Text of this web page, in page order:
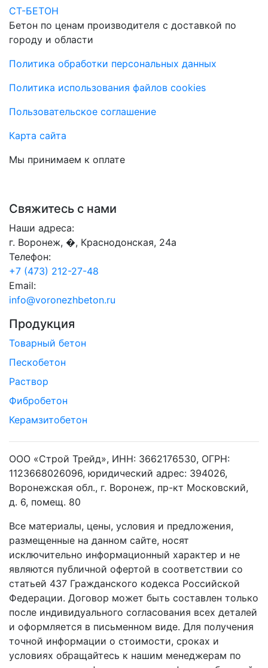
СТ-БЕТОН
Бетон по ценам производителя с доставкой по
городу и области
Политика обработки персональных данных
Политика использования файлов cookies
Пользовательское соглашение
Карта сайта
Мы принимаем к оплате
Свяжитесь с нами
Наши адреса:
г. Воронеж, �, Краснодонская, 24а
Телефон:
+7 (473) 212-27-48
Email:
info@voronezhbeton.ru
Продукция
Товарный бетон
Пескобетон
Раствор
Фибробетон
Керамзитобетон
ООО «Строй Трейд», ИНН: 3662176530, ОГРН:
1123668026096, юридический адрес: 394026,
Воронежская обл., г. Воронеж, пр-кт Московский,
д. 6, помещ. 80
Все материалы, цены, условия и предложения,
размещенные на данном сайте, носят
исключительно информационный характер и не
являются публичной офертой в соответствии со
статьей 437 Гражданского кодекса Российской
Федерации. Договор может быть составлен только
после индивидуального согласования всех деталей
и оформляется в письменном виде. Для получения
точной информации о стоимости, сроках и
условиях обращайтесь к нашим менеджерам по